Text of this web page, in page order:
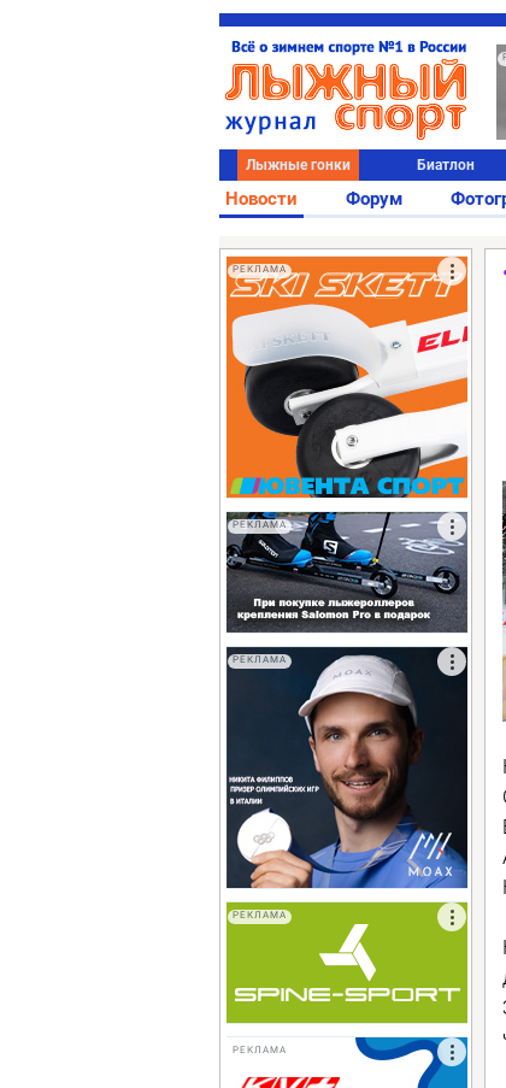
Лыжные гонки Биатлон
Новости Форум
РЕКЛАМА
РЕКЛАМА
РЕКЛАМА
РЕКЛАМА
РЕКЛАМА